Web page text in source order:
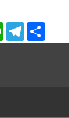
WhatsApp Telegram